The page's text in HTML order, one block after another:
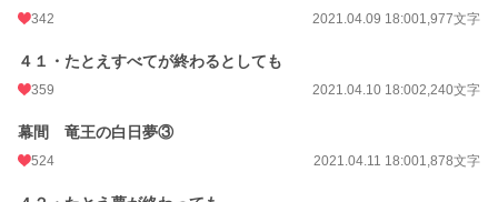
342 2021.04.09 18:001,977文字
４１・たとえすべてが終わるとしても
359 2021.04.10 18:002,240文字
幕間 竜王の白日夢③
524 2021.04.11 18:001,878文字